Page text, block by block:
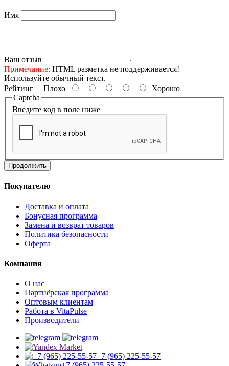
Имя
Ваш отзыв
Примечание: HTML разметка не поддерживается!
Используйте обычный текст.
Рейтинг Плохо
Хорошо
Captcha
Введите код в поле ниже
Продолжить
Покупателю
Доставка и оплата
Бонусная программа
Замена и возврат товаров
Политика безопасности
Оферта
Компания
О нас
Партнёрская программа
Оптовым клиентам
Работа в VitaPulse
Производители
+7 (965) 225-55-57